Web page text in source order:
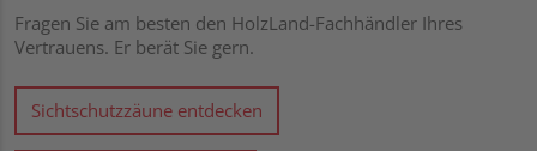
Fragen Sie am besten den HolzLand-Fachhändler Ihres
Vertrauens. Er berät Sie gern.
Sichtschutzzäune entdecken